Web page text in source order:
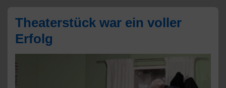
Theaterstück war ein voller
Erfolg